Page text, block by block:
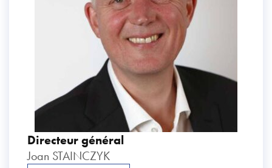
Directeur général
Joan STAINCZYK